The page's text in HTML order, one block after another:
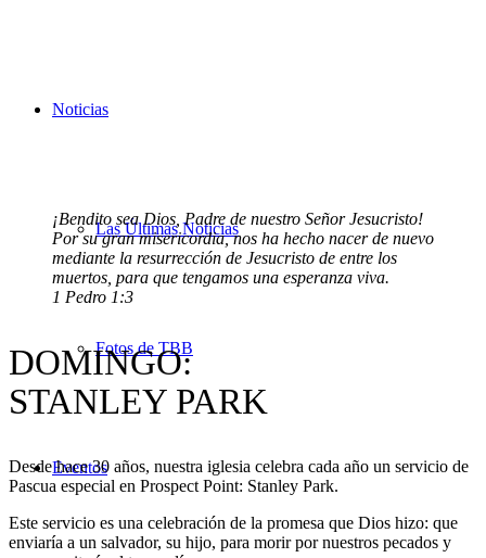
Noticias
Las Últimas Noticias
Fotos de TBB
Eventos
¡Bendito sea Dios, Padre de nuestro Señor Jesucristo!
Por su gran misericordia, nos ha hecho nacer de nuevo
mediante la resurrección de Jesucristo de entre los
muertos, para que tengamos una esperanza viva.
1 Pedro 1:3
DOMINGO:
STANLEY PARK
Desde hace 30 años, nuestra iglesia celebra cada año un servicio de
Pascua especial en Prospect Point: Stanley Park.
Este servicio es una celebración de la promesa que Dios hizo: que
enviaría a un salvador, su hijo, para morir por nuestros pecados y